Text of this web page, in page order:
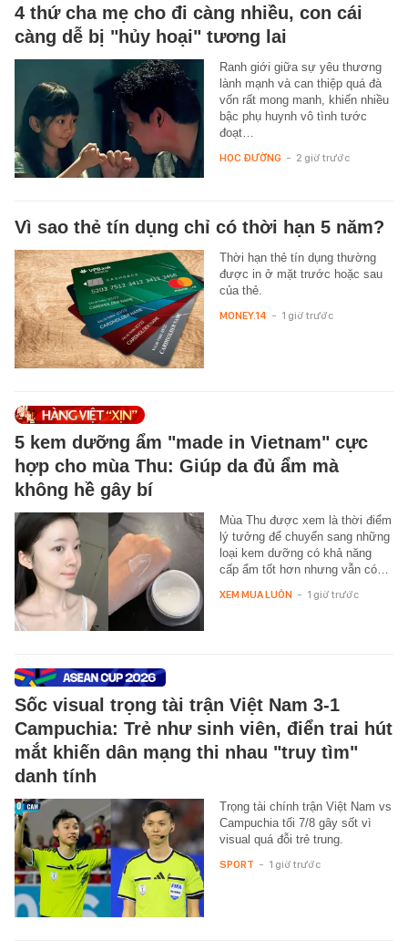
4 thứ cha mẹ cho đi càng nhiều, con cái
càng dễ bị "hủy hoại" tương lai
Ranh giới giữa sự yêu thương
lành mạnh và can thiệp quá đà
vốn rất mong manh, khiến nhiều
bậc phụ huynh vô tình tước
đoạt…
HỌC ĐƯỜNG - 2 giờ trước
Vì sao thẻ tín dụng chỉ có thời hạn 5 năm?
Thời hạn thẻ tín dụng thường
được in ở mặt trước hoặc sau
của thẻ.
MONEY.14 - 1 giờ trước
5 kem dưỡng ẩm "made in Vietnam" cực
hợp cho mùa Thu: Giúp da đủ ẩm mà
không hề gây bí
Mùa Thu được xem là thời điểm
lý tưởng để chuyển sang những
loại kem dưỡng có khả năng
cấp ẩm tốt hơn nhưng vẫn có…
XEM MUA LUÔN - 1 giờ trước
Sốc visual trọng tài trận Việt Nam 3-1
Campuchia: Trẻ như sinh viên, điển trai hút
mắt khiến dân mạng thi nhau "truy tìm"
danh tính
Trọng tài chính trận Việt Nam vs
Campuchia tối 7/8 gây sốt vì
visual quá đỗi trẻ trung.
SPORT - 1 giờ trước